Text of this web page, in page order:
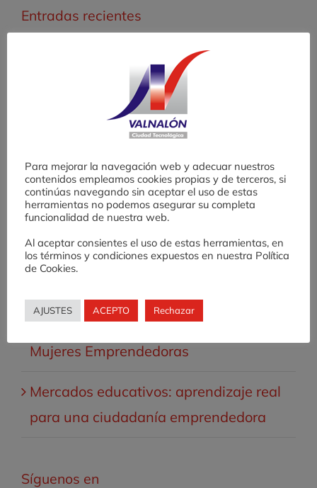
Entradas recientes
Valnalón lanza la X Edición del Banco
de Ensayos para Emprender (BEE)
Desafío AE: una experiencia de
fomento de cultura emprendedora en
Educación Secundaria
Finaliza con gran éxito la IX edición del
(BEE)
Seguimos apostando por el
emprendimiento en el medio rural:
Mujeres Emprendedoras
Mercados educativos: aprendizaje real
para una ciudadanía emprendedora
Síguenos en
Para mejorar la navegación web y adecuar nuestros
contenidos empleamos cookies propias y de terceros, si
continúas navegando sin aceptar el uso de estas
herramientas no podemos asegurar su completa
funcionalidad de nuestra web.
Al aceptar consientes el uso de estas herramientas, en
los términos y condiciones expuestos en nuestra Política
de Cookies.
AJUSTES ACEPTO Rechazar